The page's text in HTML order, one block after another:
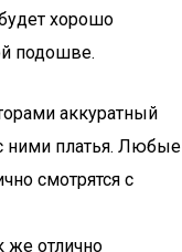
хорошо
подошве.
аккуратный
ними платья. Любые
смотрятся с
же отлично